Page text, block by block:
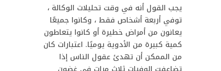
يجب القول أنه في وقت تحليلات الوكالة ،
توفي أربعة أشخاص فقط ، وكانوا جميعًا
يعانون من أمراض خطيرة أو كانوا يتعاطون
كمية كبيرة من الأدوية يوميًا. اعتبارات كان
من الممكن أن تهدئ عقول الناس إذا